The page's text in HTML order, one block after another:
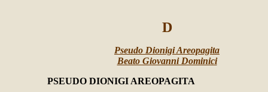
D
Pseudo Dionigi Areopagita
Beato Giovanni Dominici
PSEUDO DIONIGI AREOPAGITA